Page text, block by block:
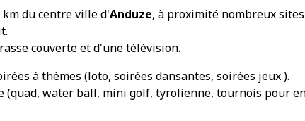
du centre ville d'Anduze, à proximité nombreux
couverte et d'une télévision.
à thèmes (loto, soirées dansantes, soirées jeux ).
(quad, water ball, mini golf, tyrolienne, tournois pour